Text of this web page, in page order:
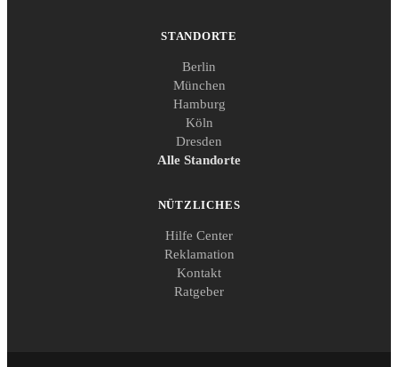
STANDORTE
Berlin
München
Hamburg
Köln
Dresden
Alle Standorte
NÜTZLICHES
Hilfe Center
Reklamation
Kontakt
Ratgeber